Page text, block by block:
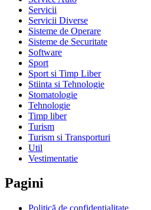
Servicii
Servicii Diverse
Sisteme de Operare
Sisteme de Securitate
Software
Sport
Sport si Timp Liber
Stiinta si Tehnologie
Stomatologie
Tehnologie
Timp liber
Turism
Turism si Transporturi
Util
Vestimentatie
Pagini